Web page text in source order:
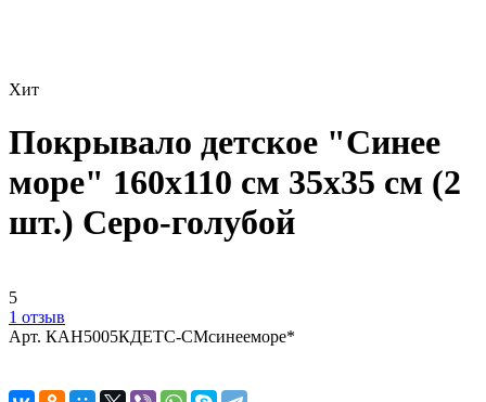
Хит
Покрывало детское "Синее
море" 160х110 см 35х35 см (2
шт.) Серо-голубой
5
1 отзыв
Арт. КАН5005КДЕТС-СМсинееморе*